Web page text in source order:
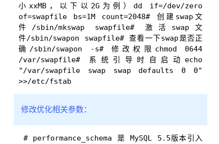
小xxMB，以下以2G为例）dd if=/dev/zero
of=swapfile bs=1M count=2048# 创建swap文
件/sbin/mkswap swapfile# 激活swap文
件/sbin/swapon swapfile# 查看一下swap是否正
确/sbin/swapon -s# 修改权限chmod 0644
/var/swapfile# 系统引导时自启动echo
"/var/swapfile swap swap defaults 0 0"
>>/etc/fstab
修改优化相关参数：
# performance_schema 是 MySQL 5.5版本引入